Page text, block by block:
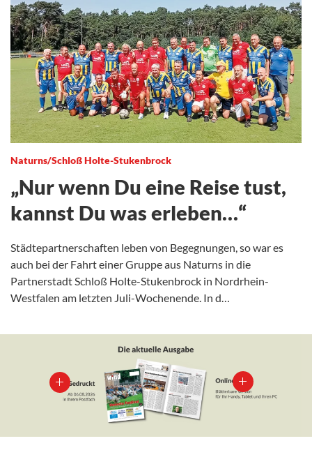
Naturns/Schloß Holte-Stukenbrock
„Nur wenn Du eine Reise tust,
kannst Du was erleben…“
Städtepartnerschaften leben von Begegnungen, so war es
auch bei der Fahrt einer Gruppe aus Naturns in die
Partnerstadt Schloß Holte-Stukenbrock in Nordrhein-
Westfalen am letzten Juli-Wochenende. In d…